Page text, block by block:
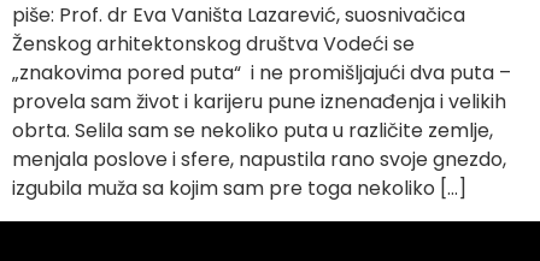
piše: Prof. dr Eva Vaništa Lazarević, suosnivačica
Ženskog arhitektonskog društva Vodeći se
„znakovima pored puta“ i ne promišljajući dva puta –
provela sam život i karijeru pune iznenađenja i velikih
obrta. Selila sam se nekoliko puta u različite zemlje,
menjala poslove i sfere, napustila rano svoje gnezdo,
izgubila muža sa kojim sam pre toga nekoliko […]